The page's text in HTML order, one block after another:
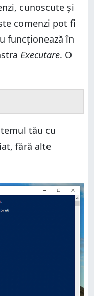
cunoscute și
comenzi pot fi
funcționează în
Executare. O
tău cu
fără alte